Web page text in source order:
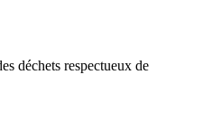
déchets respectueux de